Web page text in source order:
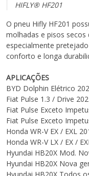
HIFLY® HF201
O pneu Hifly HF201
molhadas e pisos secos
especialmente
conforto e longa
APLICAÇÕES
BYD Dolphin Elétrico
Fiat Pulse 1.3 / Drive
Fiat Pulse Exceto
Fiat Pulse Exceto
Honda WR-V EX / EXL
Honda WR-V LX / EX /
Hyundai HB20X Mod.
Hyundai HB20X Nova